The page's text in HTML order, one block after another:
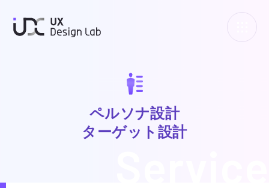
ペルソナ設計
ターゲット設計